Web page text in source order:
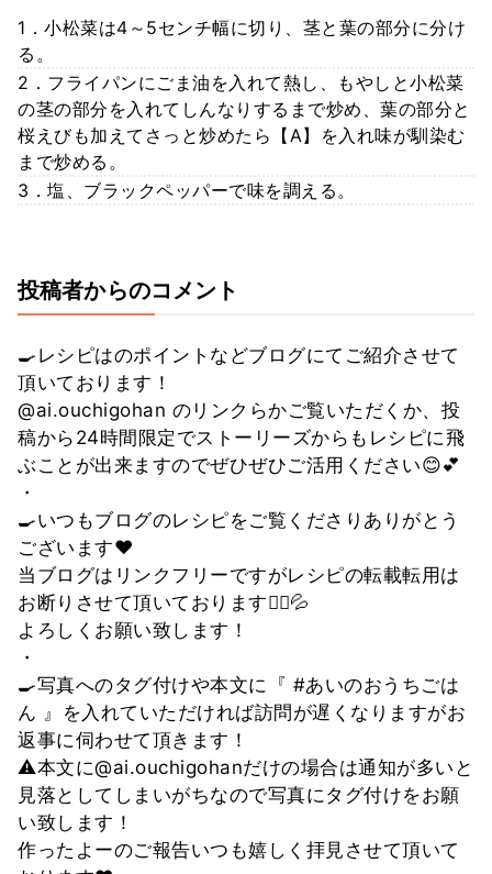
1．小松菜は4～5センチ幅に切り、茎と葉の部分に分け
る。
2．フライパンにごま油を入れて熱し、もやしと小松菜
の茎の部分を入れてしんなりするまで炒め、葉の部分と
桜えびも加えてさっと炒めたら【A】を入れ味が馴染む
まで炒める。
3．塩、ブラックペッパーで味を調える。
投稿者からのコメント
🍳レシピはのポイントなどブログにてご紹介させて
頂いております！
@ai.ouchigohan のリンクらかご覧いただくか、投
稿から24時間限定でストーリーズからもレシピに飛
ぶことが出来ますのでぜひぜひご活用ください😊💕
・
🍳いつもブログのレシピをご覧くださりありがとう
ございます❤
当ブログはリンクフリーですがレシピの転載転用は
お断りさせて頂いております🙇‍♀💦
よろしくお願い致します！
・
🍳写真へのタグ付けや本文に『 #あいのおうちごは
ん 』を入れていただければ訪問が遅くなりますがお
返事に伺わせて頂きます！
⚠️本文に@ai.ouchigohanだけの場合は通知が多いと
見落としてしまいがちなので写真にタグ付けをお願
い致します！
作ったよーのご報告いつも嬉しく拝見させて頂いて